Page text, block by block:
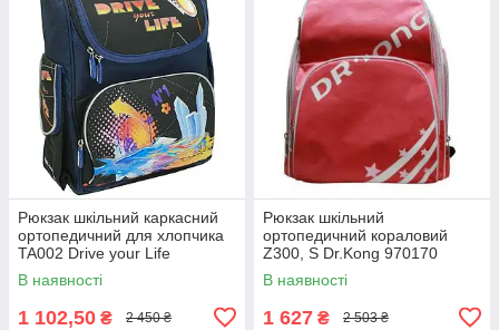
Рюкзак шкільний каркасний
ортопедичний для хлопчика
TA002 Drive your Life
35,5*26*13 Dr.Kong 972001
В наявності
1 102,50 ₴ 2 450 ₴
Рюкзак шкільний
ортопедичний кораловий
Z300, S Dr.Kong 970170
В наявності
1 627 ₴ 2 503 ₴